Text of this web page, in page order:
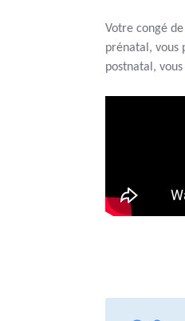
Votre congé
prénatal, vous
postnatal,